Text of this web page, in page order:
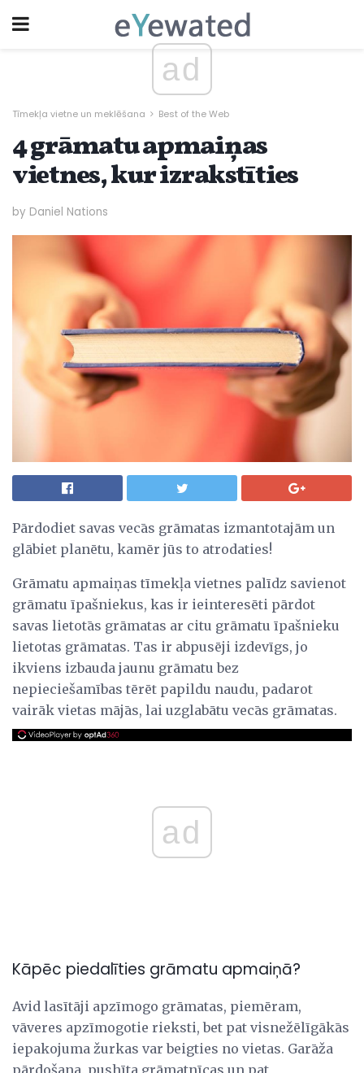
ad
Tīmekļa vietne un meklēšana Best of the Web
4 grāmatu apmaiņas
vietnes, kur izrakstīties
by Daniel Nations
Pārdodiet savas vecās grāmatas izmantotajām un
glābiet planētu, kamēr jūs to atrodaties!
Grāmatu apmaiņas tīmekļa vietnes palīdz savienot
grāmatu īpašniekus, kas ir ieinteresēti pārdot
savas lietotās grāmatas ar citu grāmatu īpašnieku
lietotas grāmatas. Tas ir abpusēji izdevīgs, jo
ikviens izbauda jaunu grāmatu bez
nepieciešamības tērēt papildu naudu, padarot
vairāk vietas mājās, lai uzglabātu vecās grāmatas.
ad
Kāpēc piedalīties grāmatu apmaiņā?
Avid lasītāji apzīmogo grāmatas, piemēram,
vāveres apzīmogotie rieksti, bet pat visnežēlīgākās
iepakojuma žurkas var beigties no vietas. Garāža